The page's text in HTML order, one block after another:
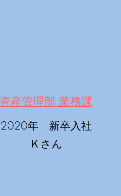
​資産管理部 業務課
2020年 新卒入社
Ｋさん